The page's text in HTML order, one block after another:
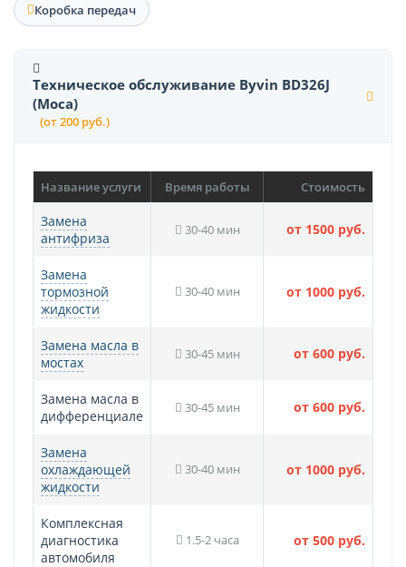
Коробка передач
Техническое обслуживание Byvin BD326J
(Moca)
(от 200 руб.)
Название услуги Время работы Стоимость
Замена
антифриза
30-40 мин от 1500 руб.
Замена
тормозной
жидкости
30-40 мин от 1000 руб.
Замена масла в
мостах
30-45 мин от 600 руб.
Замена масла в
дифференциале
30-45 мин от 600 руб.
Замена
охлаждающей
жидкости
30-40 мин от 1000 руб.
Комплексная
диагностика
автомобиля
1.5-2 часа от 500 руб.